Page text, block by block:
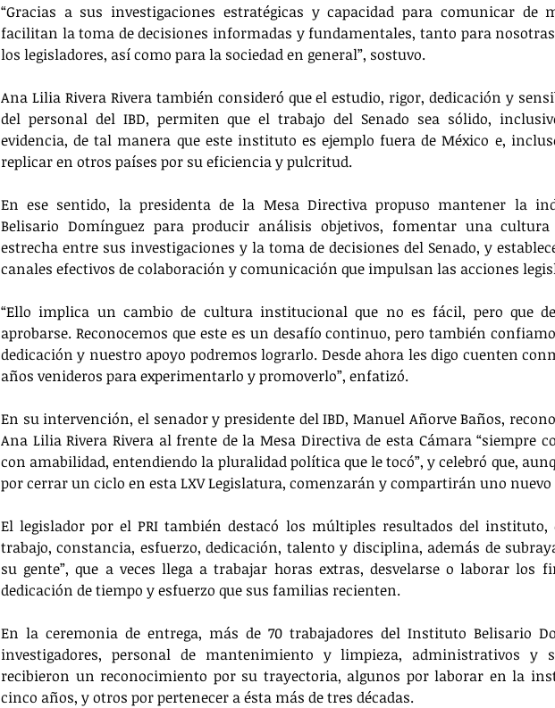
“Gracias a sus investigaciones estratégicas y capacidad para comunicar de
facilitan la toma de decisiones informadas y fundamentales, tanto para
los legisladores, así como para la sociedad en general”, sostuvo.
Ana Lilia Rivera Rivera también consideró que el estudio, rigor, dedicación y
del personal del IBD, permiten que el trabajo del Senado sea sólido,
evidencia, de tal manera que este instituto es ejemplo fuera de México e,
replicar en otros países por su eficiencia y pulcritud.
En ese sentido, la presidenta de la Mesa Directiva propuso mantener la
Belisario Domínguez para producir análisis objetivos, fomentar una
estrecha entre sus investigaciones y la toma de decisiones del Senado, y
canales efectivos de colaboración y comunicación que impulsan las acciones
“Ello implica un cambio de cultura institucional que no es fácil, pero que
aprobarse. Reconocemos que este es un desafío continuo, pero también
dedicación y nuestro apoyo podremos lograrlo. Desde ahora les digo cuenten
años venideros para experimentarlo y promoverlo”, enfatizó.
En su intervención, el senador y presidente del IBD, Manuel Añorve Baños,
Ana Lilia Rivera Rivera al frente de la Mesa Directiva de esta Cámara “siempre
con amabilidad, entendiendo la pluralidad política que le tocó”, y celebró que,
por cerrar un ciclo en esta LXV Legislatura, comenzarán y compartirán uno
El legislador por el PRI también destacó los múltiples resultados del instituto,
trabajo, constancia, esfuerzo, dedicación, talento y disciplina, además de
su gente”, que a veces llega a trabajar horas extras, desvelarse o laborar los
dedicación de tiempo y esfuerzo que sus familias recienten.
En la ceremonia de entrega, más de 70 trabajadores del Instituto Belisario
investigadores, personal de mantenimiento y limpieza, administrativos y
recibieron un reconocimiento por su trayectoria, algunos por laborar en la
cinco años, y otros por pertenecer a ésta más de tres décadas.